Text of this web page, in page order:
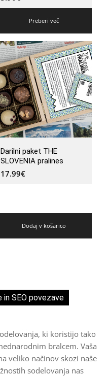
Preberi več
Darilni paket THE
SLOVENIA pralines
17.99€
Dodaj v košarico
SEO povezave
ki koristijo tako
bralcem. Vaša
veliko načinov skozi naše
sodelovanja nas